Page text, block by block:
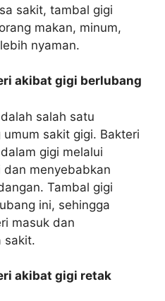
sakit, tambal gigi
makan, minum,
nyaman.
akibat gigi berlubang
salah satu
sakit gigi. Bakteri
gigi melalui
menyebabkan
Tambal gigi
ini, sehingga
masuk dan
sakit.
akibat gigi retak